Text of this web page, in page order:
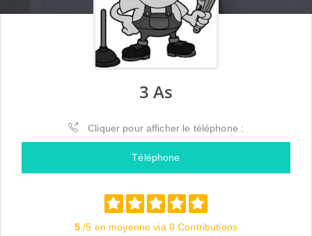
3 As
Cliquer pour afficher le téléphone :
Téléphone
5 /5 en moyenne via 0 Contributions